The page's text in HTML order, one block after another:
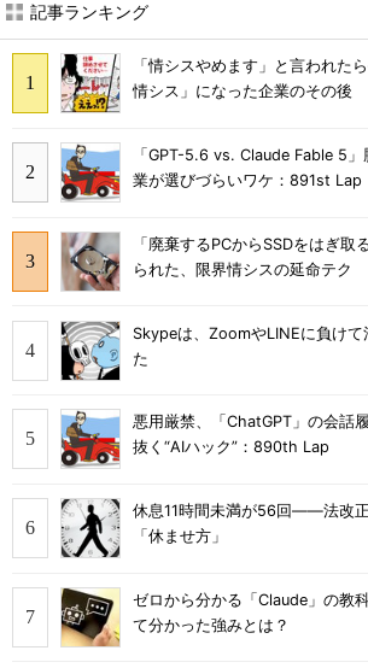
記事ランキング
「情シスやめます」と言われ
情シス」になった企業のその後
「GPT-5.6 vs. Claude Fable 5
業が選びづらいワケ：891st Lap
「廃棄するPCからSSDをはぎ取
られた、限界情シスの延命テク
Skypeは、ZoomやLINEに負けて
た
悪用厳禁、「ChatGPT」の会話
抜く“AIハック”：890th Lap
休息11時間未満が56回――法改
「休ませ方」
ゼロから分かる「Claude」の教
て分かった強みとは？